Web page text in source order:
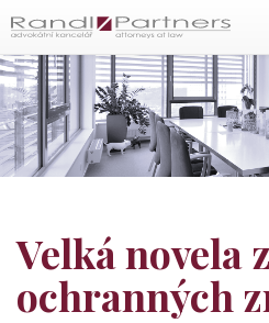
Velká novela
ochranných
Čeština